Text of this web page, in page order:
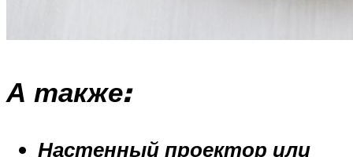
А также:
Настенный проектор или